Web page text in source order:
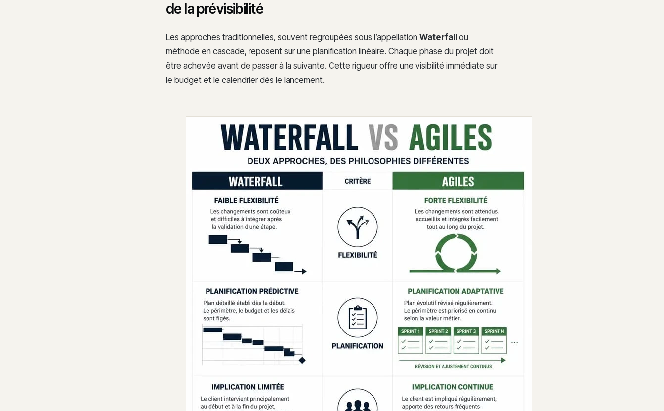
de la prévisibilité
Les approches traditionnelles, souvent regroupées sous l’appellation Waterfall ou
méthode en cascade, reposent sur une planification linéaire. Chaque phase du projet doit
être achevée avant de passer à la suivante. Cette rigueur offre une visibilité immédiate sur
le budget et le calendrier dès le lancement.